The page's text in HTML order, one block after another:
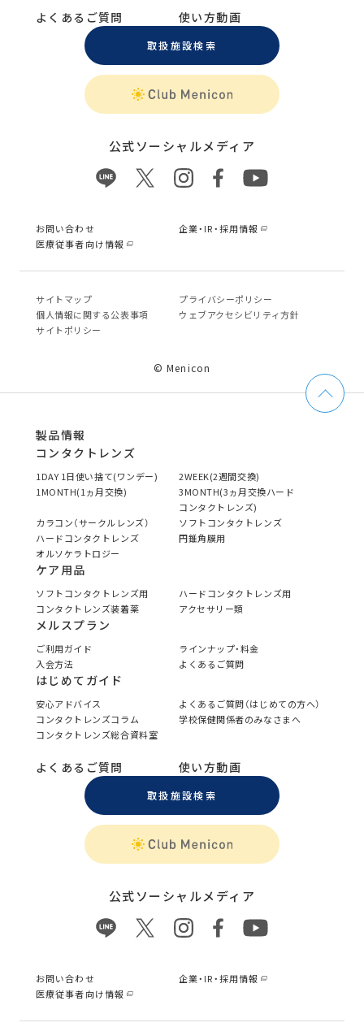
よくあるご質問 使い方動画
取扱施設検索
公式ソーシャルメディア
お問い合わせ
企業・IR・採用情報
医療従事者向け情報
サイトマップ
プライバシーポリシー
個⼈情報に関する公表事項
ウェブアクセシビリティ方針
サイトポリシー
© Menicon
製品情報
コンタクトレンズ
1DAY 1日使い捨て(ワンデー)
2WEEK(2週間交換)
1MONTH(1ヵ月交換)
3MONTH(3ヵ月交換ハード
コンタクトレンズ)
カラコン（サークルレンズ）
ソフトコンタクトレンズ
ハードコンタクトレンズ
円錐角膜用
オルソケラトロジー
ケア用品
ソフトコンタクトレンズ用
ハードコンタクトレンズ用
コンタクトレンズ装着薬
アクセサリー類
メルスプラン
ご利用ガイド
ラインナップ・料金
入会方法
よくあるご質問
はじめてガイド
安心アドバイス
よくあるご質問（はじめての方へ）
コンタクトレンズコラム
学校保健関係者のみなさまへ
コンタクトレンズ総合資料室
よくあるご質問 使い方動画
取扱施設検索
公式ソーシャルメディア
お問い合わせ
企業・IR・採用情報
医療従事者向け情報